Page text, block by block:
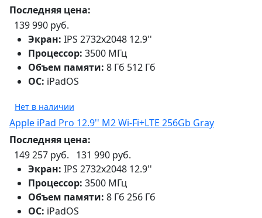
Последняя цена:
139 990 руб.
Экран: IPS 2732x2048 12.9''
Процессор: 3500 МГц
Объем памяти: 8 Гб 512 Гб
ОС: iPadOS
Нет в наличии
Apple iPad Pro 12.9'' M2 Wi-Fi+LTE 256Gb Gray
Последняя цена:
149 257 руб.
131 990 руб.
Экран: IPS 2732x2048 12.9''
Процессор: 3500 МГц
Объем памяти: 8 Гб 256 Гб
ОС: iPadOS